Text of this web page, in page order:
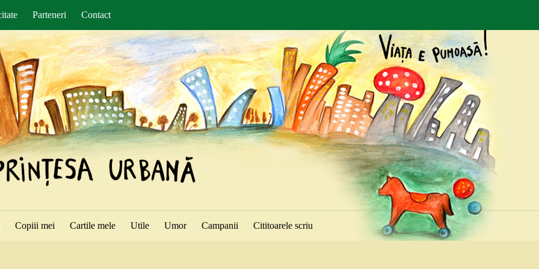
Parteneri Contact
Copiii mei Cartile mele Utile Umor Campanii Cititoarele scriu